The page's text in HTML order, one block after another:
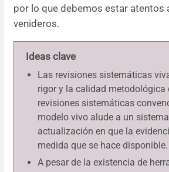
por lo que debemos estar atentos
venideros.
Ideas clave
Las revisiones sistemáticas
rigor y la calidad metodológica
revisiones sistemáticas
modelo vivo alude a un
actualización en que la
medida que se hace disponible.
A pesar de la existencia de